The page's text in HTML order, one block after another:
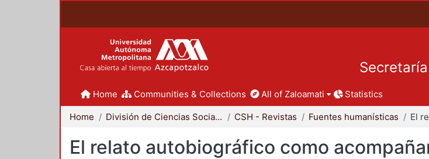
Home Communities & Collections All of Zaloamati Statistics
Home División de Ciencias Sociales y Humanidades CSH - Revistas Fuentes humanísticas
El relato autobiográfico como